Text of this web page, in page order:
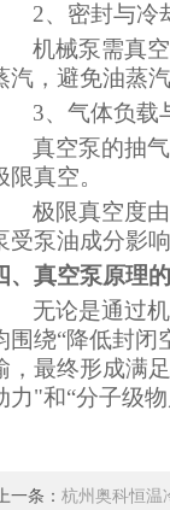
2、 密封与冷
机械泵需真
汽，避免油蒸
3、 气体负载
真空泵的抽
限真空。
极限真空度
受泵油成分影
、真空泵原理
无论是通过
围绕“降低封闭
，最终形成满
力"和“分子级
一条： 杭州奥科恒温